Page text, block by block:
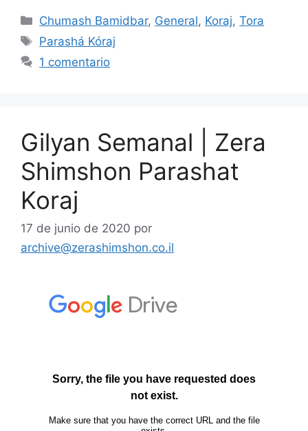
Chumash Bamidbar, General, Koraj,Tora
Parashá Kóraj
1 comentario
Gilyan Semanal | Zera
Shimshon Parashat
Koraj
17 de junio de 2020 por
archive@zerashimshon.co.il